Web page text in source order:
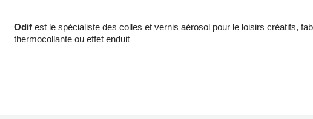
Odif est le spécialiste des colles et vernis aérosol pour le loisirs créatifs,
thermocollante ou effet enduit